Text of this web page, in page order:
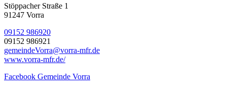
Stöppacher Straße 1
91247 Vorra
09152 986920
09152 986921
gemeindeVorra@vorra-mfr.de
www.vorra-mfr.de/
Facebook Gemeinde Vorra